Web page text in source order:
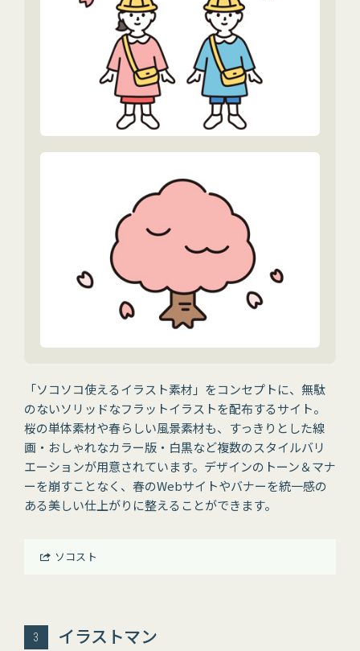
「ソコソコ使えるイラスト素材」をコンセプトに、無駄
のないソリッドなフラットイラストを配布するサイト。
桜の単体素材や春らしい風景素材も、すっきりとした線
画・おしゃれなカラー版・白黒など複数のスタイルバリ
エーションが用意されています。デザインのトーン＆マナ
ーを崩すことなく、春のWebサイトやバナーを統一感の
ある美しい仕上がりに整えることができます。
ソコスト
イラストマン